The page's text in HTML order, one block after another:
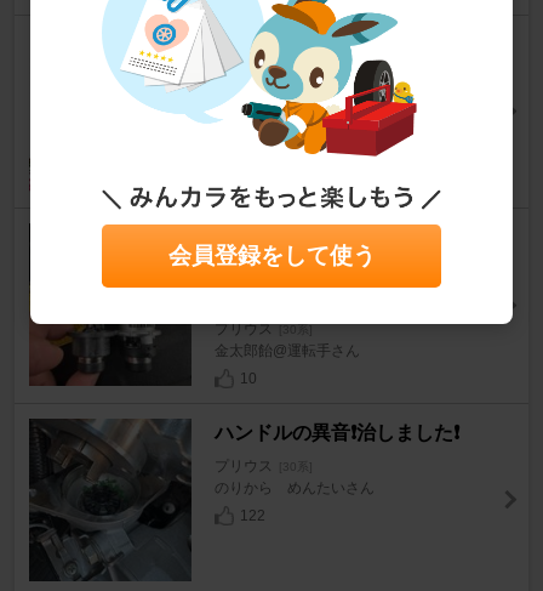
MINERVA F205 215/40R18
プリウス [30系]
と ー しさん
15
HID屋 / トレーディングトレー
ド LEDヘッドライト DSシリー
プリウス
金太郎飴@運転手さん
10
ハンドルの異音❗️治しました❗️
プリウス [30系]
のりから めんたいさん
122
会員登録をして使う